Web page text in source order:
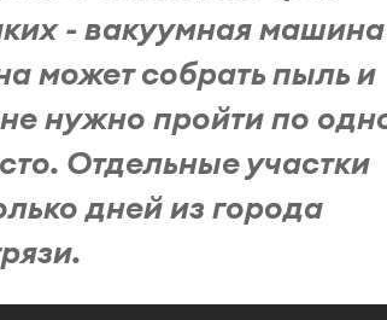
- вакуумная машина
может собрать пыль и
нужно пройти по
Отдельные участки
дней из города